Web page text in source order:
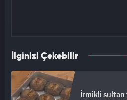
İlginizi Çekebilir
İrmikli sultan